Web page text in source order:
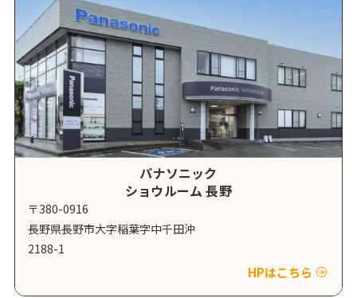
パナソニック
ショウルーム 長野
〒380-0916
長野県長野市大字稲葉字中千田沖
2188-1
HPはこちら